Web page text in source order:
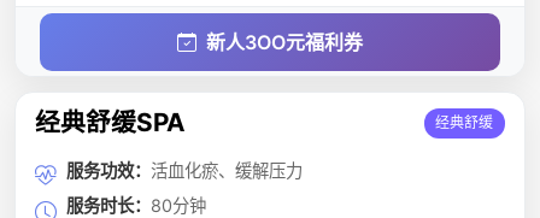
新人3OO元福利券
经典舒缓SPA 经典舒缓
服务功效： 活血化瘀、缓解压力
服务时长： 80分钟